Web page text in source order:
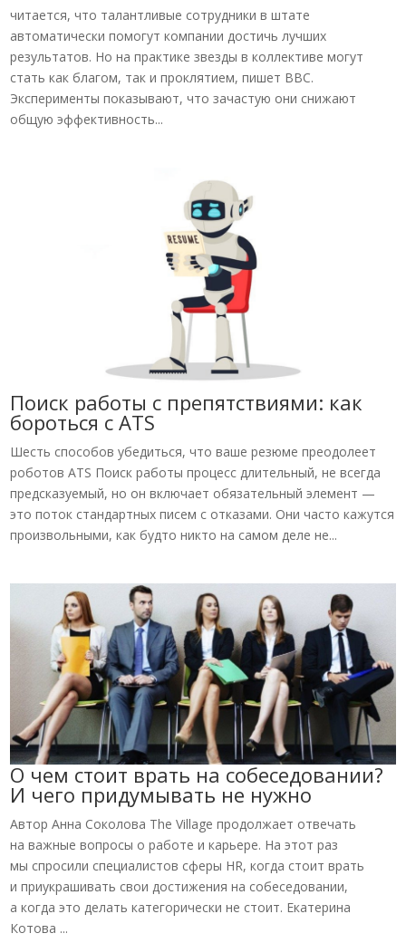
читается, что талантливые сотрудники в штате
автоматически помогут компании достичь лучших
результатов. Но на практике звезды в коллективе могут
стать как благом, так и проклятием, пишет BBC.
Эксперименты показывают, что зачастую они снижают
общую эффективность...
Поиск работы с препятствиями: как
бороться с ATS
Шесть способов убедиться, что ваше резюме преодолеет
роботов ATS Поиск работы процесс длительный, не всегда
предсказуемый, но он включает обязательный элемент —
это поток стандартных писем с отказами. Они часто кажутся
произвольными, как будто никто на самом деле не...
О чем стоит врать на собеседовании?
И чего придумывать не нужно
Автор Анна Соколова The Village продолжает отвечать
на важные вопросы о работе и карьере. На этот раз
мы спросили специалистов сферы HR, когда стоит врать
и приукрашивать свои достижения на собеседовании,
а когда это делать категорически не стоит. Екатерина
Котова ...